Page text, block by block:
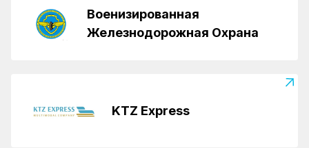
Военизированная
Железнодорожная Охрана
KTZ Express